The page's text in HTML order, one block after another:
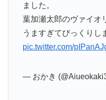
ました。
葉加瀬太郎のヴァイオ
うますぎてびっくりし
pic.twitter.com/
— おかき